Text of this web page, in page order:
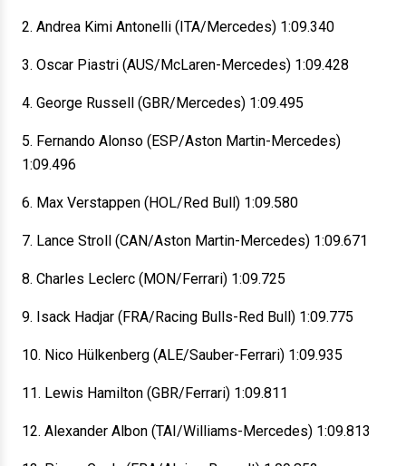
2. Andrea Kimi Antonelli (ITA/Mercedes) 1:09.340
3. Oscar Piastri (AUS/McLaren-Mercedes) 1:09.428
4. George Russell (GBR/Mercedes) 1:09.495
5. Fernando Alonso (ESP/Aston Martin-Mercedes)
1:09.496
6. Max Verstappen (HOL/Red Bull) 1:09.580
7. Lance Stroll (CAN/Aston Martin-Mercedes) 1:09.671
8. Charles Leclerc (MON/Ferrari) 1:09.725
9. Isack Hadjar (FRA/Racing Bulls-Red Bull) 1:09.775
10. Nico Hülkenberg (ALE/Sauber-Ferrari) 1:09.935
11. Lewis Hamilton (GBR/Ferrari) 1:09.811
12. Alexander Albon (TAI/Williams-Mercedes) 1:09.813